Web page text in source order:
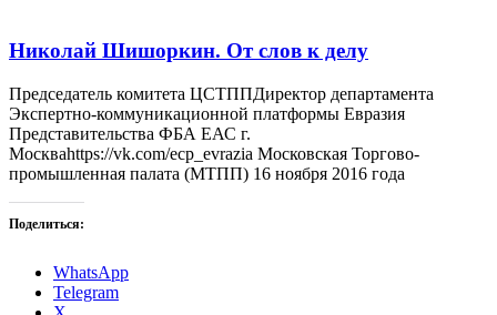
Николай Шишоркин. От слов к делу
Председатель комитета ЦСТППДиректор департамента
Экспертно-коммуникационной платформы Евразия
Представительства ФБА ЕАС г.
Москваhttps://vk.com/ecp_evrazia Московская Торгово-
промышленная палата (МТПП) 16 ноября 2016 года
Поделиться:
WhatsApp
Telegram